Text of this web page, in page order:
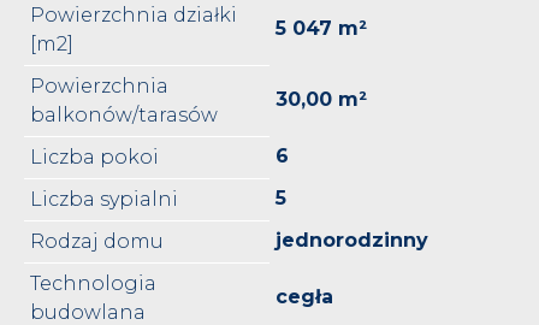
Powierzchnia działki
[m2]
5 047 m²
Powierzchnia
balkonów/tarasów
30,00 m²
Liczba pokoi
6
Liczba sypialni
5
Rodzaj domu
jednorodzinny
Technologia
budowlana
cegła